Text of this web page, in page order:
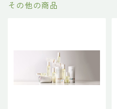
その他の商品